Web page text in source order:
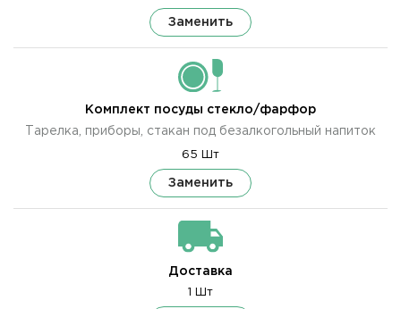
Заменить
Комплект посуды стекло/фарфор
Тарелка, приборы, стакан под безалкогольный напиток
65 Шт
Заменить
Доставка
1 Шт